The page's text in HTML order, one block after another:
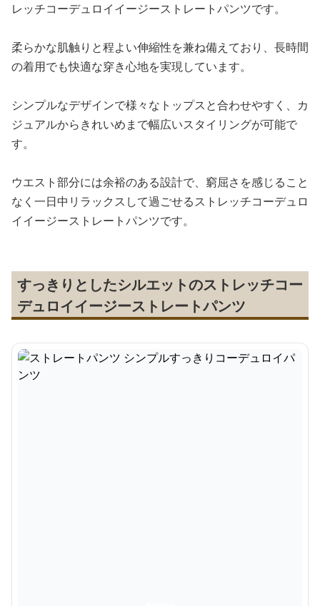
レッチコーデュロイイージーストレートパンツです。
柔らかな肌触りと程よい伸縮性を兼ね備えており、長時間
の着用でも快適な穿き心地を実現しています。
シンプルなデザインで様々なトップスと合わせやすく、カ
ジュアルからきれいめまで幅広いスタイリングが可能で
す。
ウエスト部分には余裕のある設計で、窮屈さを感じること
なく一日中リラックスして過ごせるストレッチコーデュロ
イイージーストレートパンツです。
すっきりとしたシルエットのストレッチコー
デュロイイージーストレートパンツ